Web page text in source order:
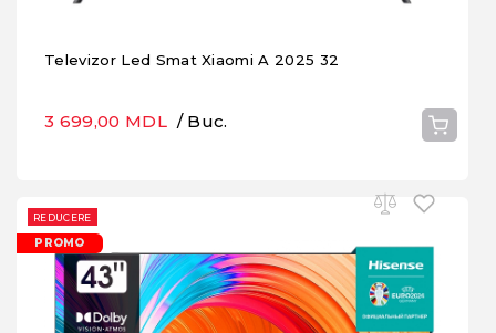
Televizor Led Smat Xiaomi A 2025 32
3 699,00 MDL / Buc.
PROMO
REDUCERE